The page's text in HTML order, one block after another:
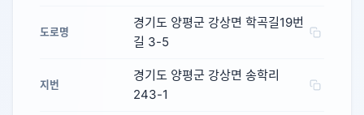
도로명
경기도 양평군 강상면 학곡길19번
길 3-5
지번
경기도 양평군 강상면 송학리
243-1